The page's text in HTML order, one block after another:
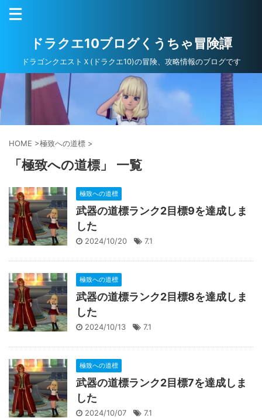
ドラクエ10ブログくうちゃ冒険譚
ドラゴンクエストＸ(ドラクエ10)の冒険、攻略情報のブログです
HOME >極致への道標 >
「極致への道標」 一覧
極致への道標
武器の道標ランク2目標9を達成しま
した
2024/10/20 7.1
極致への道標
武器の道標ランク2目標8を達成しま
した
2024/10/13 7.1
極致への道標
武器の道標ランク2目標7を達成しま
した
2024/10/07 7.1